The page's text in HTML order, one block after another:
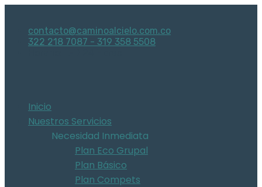
contacto@caminoalcielo.com.co
322 218 7087 - 319 358 5508
Inicio
Nuestros Servicios
Necesidad Inmediata
Plan Eco Grupal
Plan Básico
Plan Compets